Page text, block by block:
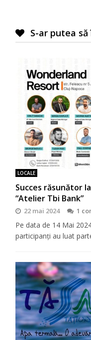
S-ar putea
LOCALE
Succes răsunător
“Atelier Tbi Bank”
22 mai 2024 1
Pe data de 14 Mai
participanți au luat